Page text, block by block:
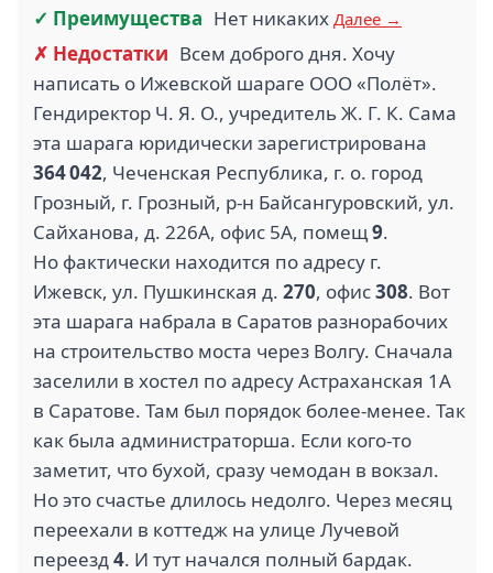
✓ Преимущества Нет никаких Далее →
✗ Недостатки Всем доброго дня. Хочу
написать о Ижевской шараге ООО «Полёт».
Гендиректор Ч. Я. О., учредитель Ж. Г. К. Сама
эта шарага юридически зарегистрирована
364 042, Чеченская Республика, г. о. город
Грозный, г. Грозный, р-н Байсангуровский, ул.
Сайханова, д. 226А, офис 5А, помещ9.
Но фактически находится по адресу г.
Ижевск, ул. Пушкинская д. 270, офис308. Вот
эта шарага набрала в Саратов разнорабочих
на строительство моста через Волгу. Сначала
заселили в хостел по адресу Астраханская 1А
в Саратове. Там был порядок более-менее. Так
как была администраторша. Если кого-то
заметит, что бухой, сразу чемодан в вокзал.
Но это счастье длилось недолго. Через месяц
переехали в коттедж на улице Лучевой
переезд4. И тут начался полный бардак.